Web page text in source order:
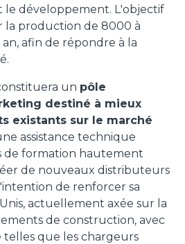
le développement. L'objectif
la production de 8000 à
afin de répondre à la
un pôle
destiné à mieux
existants sur le marché
assistance technique
de formation hautement
de nouveaux distributeurs
de renforcer sa
actuellement axée sur la
de construction, avec
telles que les chargeurs